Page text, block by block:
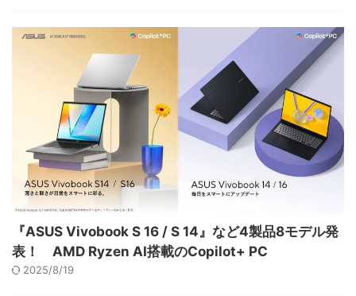
『ASUS Vivobook S 16 / S 14』など4製品8モデル発
表！ AMD Ryzen AI搭載のCopilot+ PC
2025/8/19